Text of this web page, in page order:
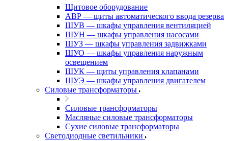
Щитовое оборудование
АВР — щиты автоматического ввода резерва
ШУВ — шкафы управления вентиляцией
ШУН — шкафы управления насосами
ШУЗ — шкафы управления задвижками
ШУО — шкафы управления наружным
освещением
ШУК — щиты управления клапанами
ШУЭ — шкафы управления двигателем
Силовые трансформаторы
Силовые трансформаторы
Масляные силовые трансформаторы
Сухие силовые трансформаторы
Светодиодные светильники